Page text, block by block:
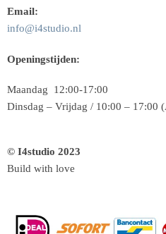
Email:
info@i4studio.nl
Openingstijden:
Maandag 12:00-17:00
Dinsdag – Vrijdag / 10:00 – 17:00
© I4studio 2023
Build with love